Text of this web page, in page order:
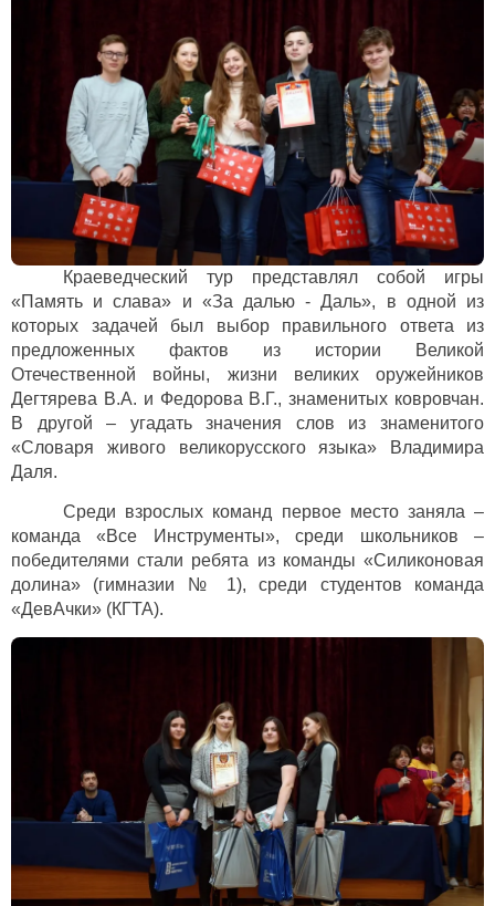
Краеведческий тур представлял собой игры
«Память и слава» и «За далью - Даль», в одной из
которых задачей был выбор правильного ответа из
предложенных фактов из истории Великой
Отечественной войны, жизни великих оружейников
Дегтярева В.А. и Федорова В.Г., знаменитых ковровчан.
В другой – угадать значения слов из знаменитого
«Словаря живого великорусского языка» Владимира
Даля.
Среди взрослых команд первое место заняла –
команда «Все Инструменты», среди школьников –
победителями стали ребята из команды «Силиконовая
долина» (гимназии № 1), среди студентов команда
«ДевАчки» (КГТА).